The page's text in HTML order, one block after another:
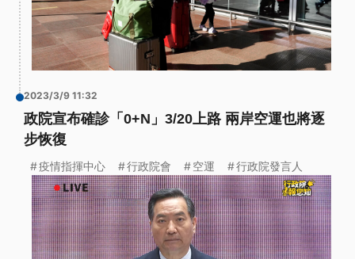
2023/3/9 11:32
政院宣布確診「0+N」3/20上路 兩岸空運也將逐
步恢復
疫情指揮中心 行政院會 空運 行政院發言人